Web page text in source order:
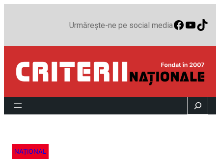
Urmărește-ne pe social media
Search
NAȚIONAL